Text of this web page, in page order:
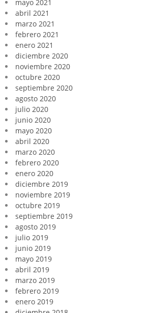
mayo 2021
abril 2021
marzo 2021
febrero 2021
enero 2021
diciembre 2020
noviembre 2020
octubre 2020
septiembre 2020
agosto 2020
julio 2020
junio 2020
mayo 2020
abril 2020
marzo 2020
febrero 2020
enero 2020
diciembre 2019
noviembre 2019
octubre 2019
septiembre 2019
agosto 2019
julio 2019
junio 2019
mayo 2019
abril 2019
marzo 2019
febrero 2019
enero 2019